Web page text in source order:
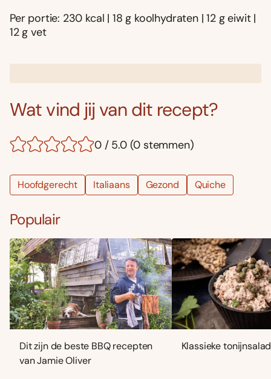
Per portie: 230 kcal | 18 g koolhydraten | 12 g eiwit |
12 g vet
Wat vind jij van dit recept?
0 / 5.0 (0 stemmen)
Hoofdgerecht Italiaans Gezond Quiche
Populair
Dit zijn de beste BBQ recepten
van Jamie Oliver
Klassieke